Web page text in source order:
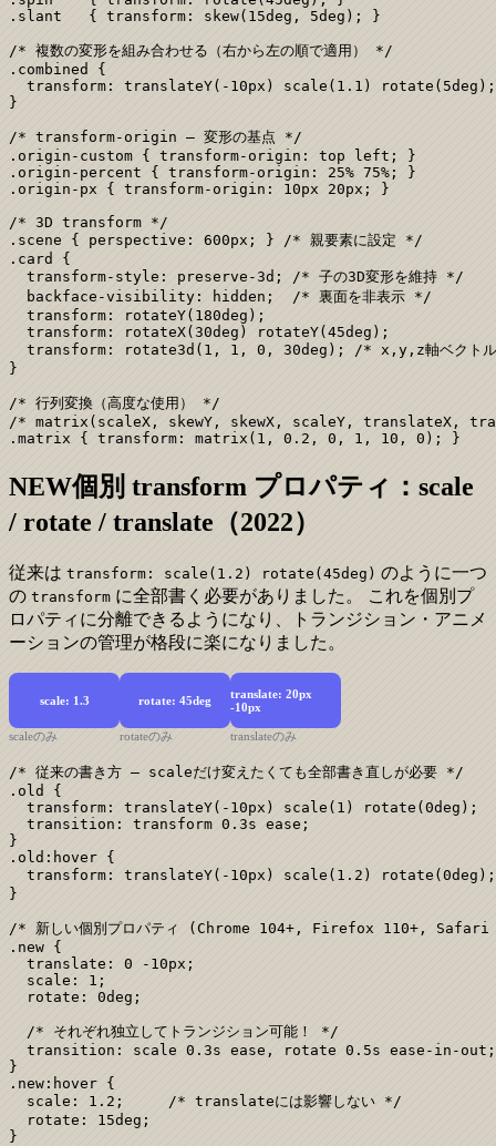
.slant   { transform: skew(15deg, 5deg); }
/* 複数の変形を組み合わせる（右から左の順で適用） */
.combined {
  transform: translateY(-10px) scale(1.1) rotate(5deg);
}
/* transform-origin — 変形の基点 */
.origin-custom { transform-origin: top left; }
.origin-percent { transform-origin: 25% 75%; }
.origin-px { transform-origin: 10px 20px; }
/* 3D transform */
.scene { perspective: 600px; } /* 親要素に設定 */
.card {
  transform-style: preserve-3d; /* 子の3D変形を維持 */
  backface-visibility: hidden;  /* 裏面を非表示 */
  transform: rotateY(180deg);
  transform: rotateX(30deg) rotateY(45deg);
transform: rotate3d(1, 1, 0, 30deg); /* x,y,z軸ベクト
}
/* 行列変換（高度な使用） */
/* matrix(scaleX, skewY, skewX, scaleY, translateX,
.matrix { transform: matrix(1, 0.2, 0, 1, 10, 0); }
NEW個別 transform プロパティ：scale
/ rotate / translate（2022）
従来は transform: scale(1.2) rotate(45deg) のように一つ
の transform に全部書く必要がありました。 これを個別プ
ロパティに分離できるようになり、トランジション・アニメ
ーションの管理が格段に楽になりました。
scale: 1.3
scaleのみ
rotate: 45deg
rotateのみ
translate: 20px
-10px
translateのみ
/* 従来の書き方 — scaleだけ変えたくても全部書き直しが必要 */
.old {
  transform: translateY(-10px) scale(1) rotate(0deg);
  transition: transform 0.3s ease;
}
.old:hover {
transform: translateY(-10px) scale(1.2) rotate(0deg);
}
/* 新しい個別プロパティ (Chrome 104+, Firefox 110+,
.new {
  translate: 0 -10px;
  scale: 1;
  rotate: 0deg;
  /* それぞれ独立してトランジション可能！ */
  transition: scale 0.3s ease, rotate 0.5s ease-in-out;
}
.new:hover {
  scale: 1.2;     /* translateには影響しない */
  rotate: 15deg;
}